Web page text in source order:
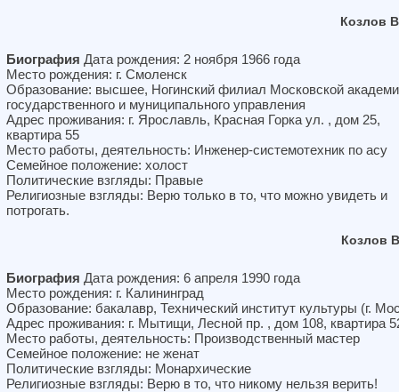
Козлов
Биография Дата рождения: 2 ноября 1966 года
Место рождения: г. Смоленск
Образование: высшее, Ногинский филиал Московской
государственного и муниципального управления
Адрес проживания: г. Ярославль, Красная Горка ул. , дом 25,
квартира 55
Место работы, деятельность: Инженер-системотехник по асу
Семейное положение: холост
Политические взгляды: Правые
Религиозные взгляды: Верю только в то, что можно увидеть и
потрогать.
Козлов
Биография Дата рождения: 6 апреля 1990 года
Место рождения: г. Калининград
Образование: бакалавр, Технический институт культуры (г.
Адрес проживания: г. Мытищи, Лесной пр. , дом 108, квартира
Место работы, деятельность: Производственный мастер
Семейное положение: не женат
Политические взгляды: Монархические
Религиозные взгляды: Верю в то, что никому нельзя верить!